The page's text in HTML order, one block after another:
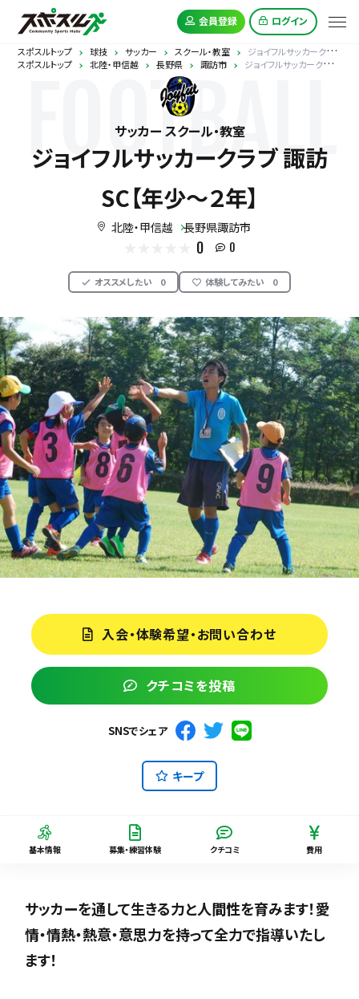
会員登録 ログイン
スポスルトップ 球技 サッカー スクール・教室
ジョイフルサッカークラブ 諏訪SC【年少～２年】
スポスルトップ
北陸・甲信越 長野県 諏訪市 ジョイフルサッカークラブ 諏訪SC【年少～２年】
FOOTBALL
サッカー スクール・教室
ジョイフルサッカークラブ 諏訪
SC【年少～２年】
北陸・甲信越 長野県諏訪市
0 0
オススメしたい 0 体験してみたい 0
入会・体験希望・お問い合わせ
クチコミを投稿
SNSでシェア
キープ
基本情報 募集・練習体験 クチコミ 費用
サッカーを通して生きる力と人間性を育みます！愛
情・情熱・熱意・意思力を持って全力で指導いたし
ます！